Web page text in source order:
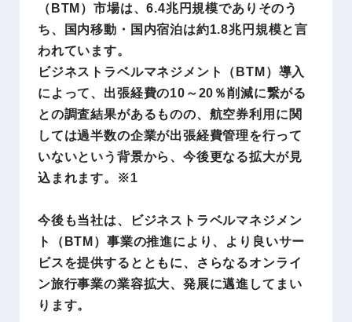
（BTM）市場は、6.4兆円規模でありそのう
ち、国内移動・国内宿泊は約1.8兆円規模と言
われています。
ビジネストラベルマネジメント（BTM）導入
によって、出張経費の10～20％削減に繋がる
との調査結果があるものの、航空券利用に関
しては過半数の企業が出張経費管理を行って
いないという背景から、今後更なる拡大が見
込まれます。※1
今後も当社は、ビジネストラベルマネジメン
ト（BTM）事業の推進により、より良いサー
ビスを提供するとともに、さらなるオンライ
ン旅行事業の業容拡大、発展に邁進してまい
ります。